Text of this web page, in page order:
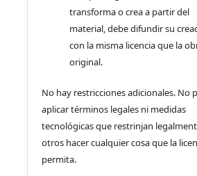
transforma o crea a partir del
material, debe difundir su
con la misma licencia que la
original.
No hay restricciones adicionales. No
aplicar términos legales ni medidas
tecnológicas que restrinjan
otros hacer cualquier cosa que la
permita.